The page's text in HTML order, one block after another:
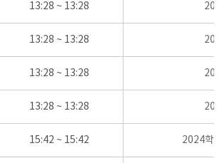
13:28 ~ 13:28
13:28 ~ 13:28
13:28 ~ 13:28
13:28 ~ 13:28
15:42 ~ 15:42 2024학